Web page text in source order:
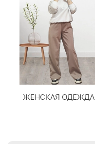
ЖЕНСКАЯ ОДЕЖДА